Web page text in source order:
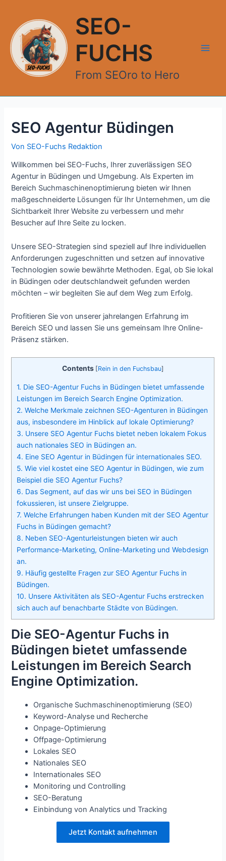
springen
SEO-
FUCHS
From SEOro to Hero
SEO Agentur Büdingen
Von SEO-Fuchs Redaktion
Willkommen bei SEO-Fuchs, Ihrer zuverlässigen SEO
Agentur in Büdingen und Umgebung. Als Experten im
Bereich Suchmaschinenoptimierung bieten wir Ihnen
maßgeschneiderte Lösungen für Ihr Unternehmen, um die
Sichtbarkeit Ihrer Website zu verbessern und mehr
Besucher auf Ihre Seite zu locken.
Unsere SEO-Strategien sind speziell auf Ihre individuellen
Anforderungen zugeschnitten und setzen auf innovative
Technologien sowie bewährte Methoden. Egal, ob Sie lokal
in Büdingen oder deutschlandweit gefunden werden
möchten – wir begleiten Sie auf dem Weg zum Erfolg.
Profitieren Sie von unserer jahrelangen Erfahrung im
Bereich SEO und lassen Sie uns gemeinsam Ihre Online-
Präsenz stärken.
Contents [Rein in den Fuchsbau]
1. Die SEO-Agentur Fuchs in Büdingen bietet umfassende
Leistungen im Bereich Search Engine Optimization.
2. Welche Merkmale zeichnen SEO-Agenturen in Büdingen
aus, insbesondere im Hinblick auf lokale Optimierung?
3. Unsere SEO Agentur Fuchs bietet neben lokalem Fokus
auch nationales SEO in Büdingen an.
4. Eine SEO Agentur in Büdingen für internationales SEO.
5. Wie viel kostet eine SEO Agentur in Büdingen, wie zum
Beispiel die SEO Agentur Fuchs?
6. Das Segment, auf das wir uns bei SEO in Büdingen
fokussieren, ist unsere Zielgruppe.
7. Welche Erfahrungen haben Kunden mit der SEO Agentur
Fuchs in Büdingen gemacht?
8. Neben SEO-Agenturleistungen bieten wir auch
Performance-Marketing, Online-Marketing und Webdesign
an.
9. Häufig gestellte Fragen zur SEO Agentur Fuchs in
Büdingen.
10. Unsere Aktivitäten als SEO-Agentur Fuchs erstrecken
sich auch auf benachbarte Städte von Büdingen.
Die SEO-Agentur Fuchs in
Büdingen bietet umfassende
Leistungen im Bereich Search
Engine Optimization.
Organische Suchmaschinenoptimierung (SEO)
Keyword-Analyse und Recherche
Onpage-Optimierung
Offpage-Optimierung
Lokales SEO
Nationales SEO
Internationales SEO
Monitoring und Controlling
SEO-Beratung
Einbindung von Analytics und Tracking
Jetzt Kontakt aufnehmen